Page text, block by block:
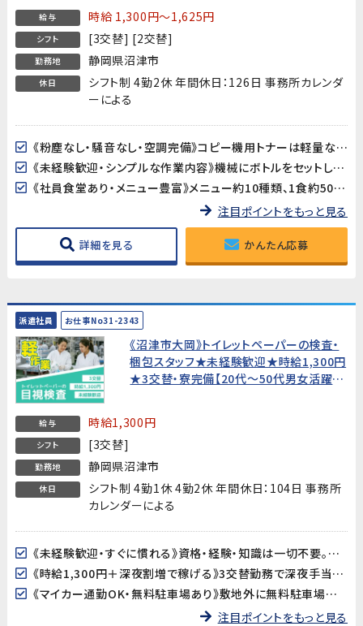
給与 時給 1,300円～1,625円
シフト [3交替] [2交替]
勤務地 静岡県沼津市
休日
シフト制 4勤2休 年間休日：126日 事務所カレンダ
ーによる
《粉塵なし・騒音なし・空調完備》コピー機用トナーは軽量な粉末製品。重量物の取り扱いがなく、空調の効いた屋内での作業なので、季節を問わず快適に働けます。
《未経験歓迎・シンプルな作業内容》機械にボトルをセットして操作するだけのシンプルな作業です。資格・経験は一切不要なので、工場勤務が初めての方でも安心です。
《社員食堂あり・メニュー豊富》メニュー約10種類、1食約500円とお手頃価格。お昼の準備が不要で、毎日の食事もラクラクです。
注目ポイントをもっと見る
詳細を見る かんたん応募
派遣社員 お仕事No31-2343
《沼津市大岡》トイレットペーパーの検査・
梱包スタッフ★未経験歓迎★時給1,300円
★3交替・寮完備【20代〜50代男女活躍
給与 時給1,300円
シフト [3交替]
勤務地 静岡県沼津市
休日
シフト制 4勤1休 4勤2休 年間休日：104日 事務所
カレンダーによる
《未経験歓迎・すぐに慣れる》資格・経験・知識は一切不要。作業習得期間は約2週間で、ライン作業に慣れていない方もスムーズにスタートできます。
《時給1,300円＋深夜割増で稼げる》3交替勤務で深夜手当も加算。月収25万円以上を目指せます。
《マイカー通勤OK・無料駐車場あり》敷地外に無料駐車場を完備。バイク・自転車でも通勤できます。
注目ポイントをもっと見る